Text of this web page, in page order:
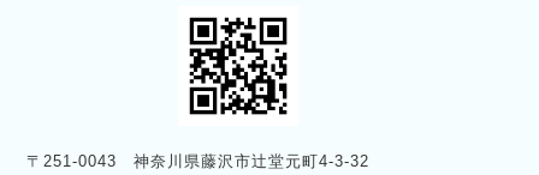
〒251-0043 神奈川県藤沢市辻堂元町4-3-32